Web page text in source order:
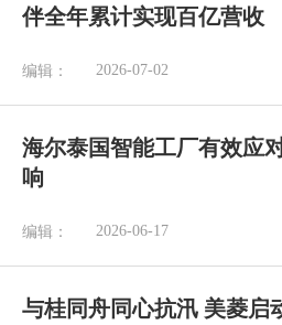
伴全年累计实现百亿营收
编辑： 2026-07-02
海尔泰国智能工厂有效应
响
编辑： 2026-06-17
与桂同舟同心抗汛 美菱启